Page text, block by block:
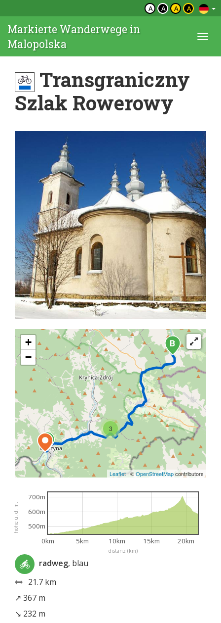
A A A A
Markierte Wanderwege in
Malopolska
Transgraniczny
Szlak Rowerowy
3
+
−
Leaflet|©OpenStreetMapcontributors
distanz (km)
höhe ü. d. m.
0km 5km 10km 15km 20km
500m
600m
700m
radweg, blau
21.7 km
↗ 367 m
↘ 232 m